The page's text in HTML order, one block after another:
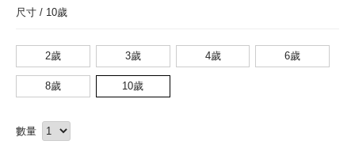
尺寸 / 10歲
2歲 3歲 4歲 6歲
8歲 10歲
數量